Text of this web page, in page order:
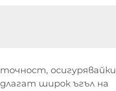
осигурявайки
широк ъгъл на